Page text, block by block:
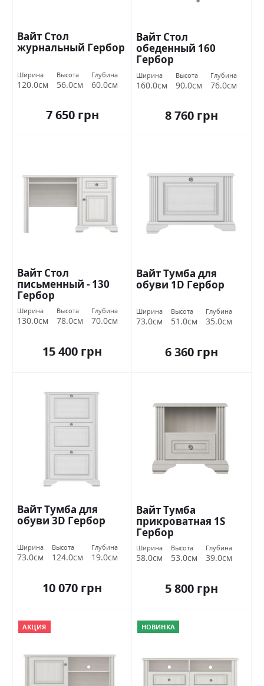
Вайт Стол
журнальный Гербор
Ширина
120.0см
Высота
56.0см
Глубина
60.0см
7 650 грн
Вайт Стол
обеденный 160
Гербор
Ширина
160.0см
Высота
90.0см
Глубина
76.0см
8 760 грн
Вайт Стол
письменный - 130
Гербор
Ширина
130.0см
Высота
78.0см
Глубина
70.0см
15 400 грн
Вайт Тумба для
обуви 1D Гербор
Ширина
73.0см
Высота
51.0см
Глубина
35.0см
6 360 грн
Вайт Тумба для
обуви 3D Гербор
Ширина
73.0см
Высота
124.0см
Глубина
19.0см
10 070 грн
Вайт Тумба
прикроватная 1S
Гербор
Ширина
58.0см
Высота
53.0см
Глубина
39.0см
5 800 грн
АКЦИЯ НОВИНКА